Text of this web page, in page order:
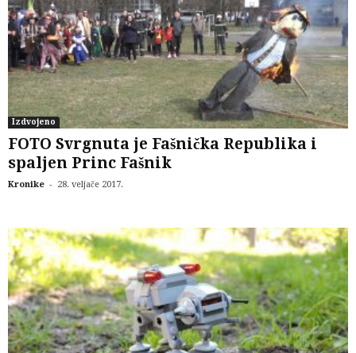
Izdvojeno
FOTO Svrgnuta je Fašnička Republika i
spaljen Princ Fašnik
Kronike - 28. veljače 2017.